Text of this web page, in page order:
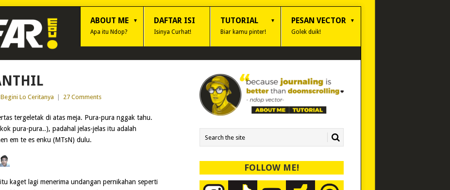
ABOUT ME
Apa itu Ndop?
DAFTAR ISI
Isinya Curhat!
TUTORIAL
Biar kamu pinter!
PESAN VECTOR
Golek duik!
Begini Lo Ceritanya 27 Comments
tergeletak di atas meja. Pura-pura nggak tahu.
pura-pura..), padahal jelas-jelas itu adalah
em te es enku (MTsN) dulu.
kaget lagi menerima undangan pernikahan seperti
FOLLOW ME!